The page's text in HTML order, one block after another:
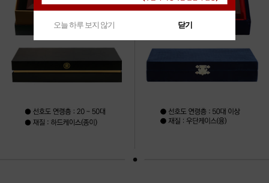
오늘 하루 보지 않기 닫기